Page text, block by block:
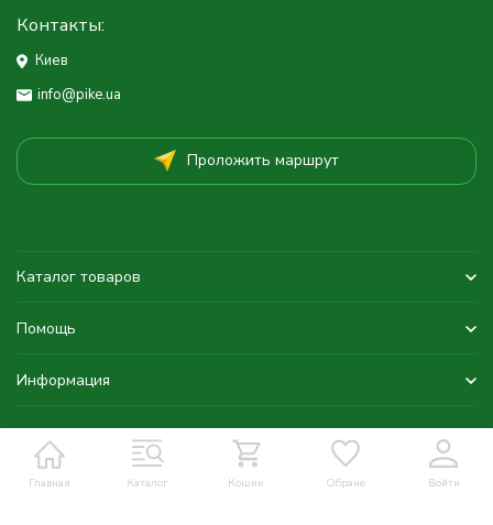
Главная Каталог Кошик Обране Войти
Контакты:
Киев
info@pike.ua
Проложить маршрут
Каталог товаров
Помощь
Информация